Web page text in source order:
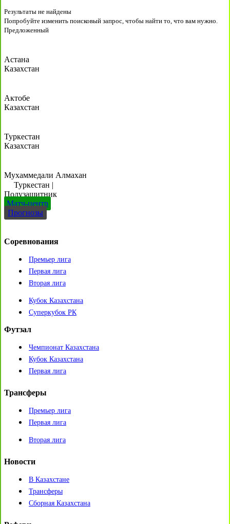
Результаты не найдены
Попробуйте изменить поисковый запрос, чтобы найти то, что вам нужно.
Предложенный
Астана
Казахстан
Актобе
Казахстан
Туркестан
Казахстан
Мухаммедали Алмахан
Туркестан |
Полузащитник
Матч-центр
Прогнозы
Соревнования
Премьер лига
Первая лига
Вторая лига
Кубок Казахстана
Суперкубок РК
Футзал
Чемпионат Казахстана
Кубок Казахстана
Первая лига
Трансферы
Премьер лига
Первая лига
Вторая лига
Новости
В Казахстане
Трансферы
Сборная Казахстана